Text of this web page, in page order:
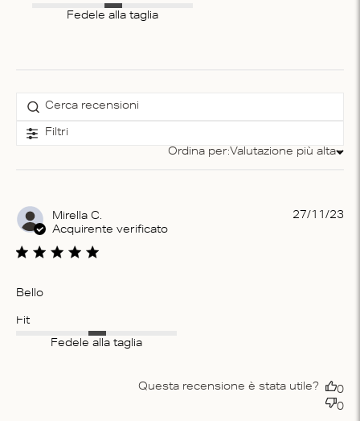
Fedele alla taglia
Filtri
Ordina per
Ordina per:Valutazione più alta
Mirella C.
Acquirente verificato
Bello
Fit
Fedele alla taglia
27/11/23
Questa recensione è stata utile?
0
0